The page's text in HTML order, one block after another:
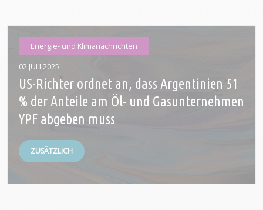
Energie- und Klimanachrichten
02 JULI 2025
US-Richter ordnet an, dass Argentinien 51
% der Anteile am Öl- und Gasunternehmen
YPF abgeben muss
ZUSÄTZLICH